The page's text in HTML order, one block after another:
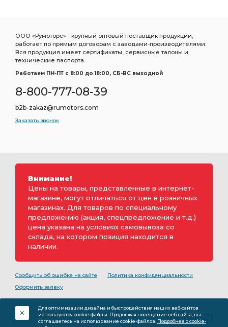
ООО «Румоторс» - крупный оптовый поставщик продукции,
работает по прямым договорам с заводами-производителями.
Вся продукция имеет сертификаты, сервисные талоны и
технические паспорта.
Работаем ПН-ПТ c 8:00 до 18:00, СБ-ВС выходной
8-800-777-08-39
b2b-zakaz@rumotors.com
Заказать звонок
Внимание!
Цены на товары, представленные в интернет-
магазине, могут отличаться от цен в розничных
магазинах. Для товаров по специальному
предложению (акция, спецпредложение и т.д.)
цена указана на условиях самовывоза со
склада, на котором позиция находится в
наличии.
Сообщить об ошибке на сайте
Политика конфиденциальности
Оформить заявку
обозначением ООО «РуМоторс». Все права на
разработку принадлежат ООО «Румоторс». Не является
публичной офертой.
Для оптимизации дизайна и быстродействия наших веб-сайтов
используются cookie-файлы. Продолжая посещение веб-сайта, вы
соглашаетесь на использование cookie-файлов. Подробнее о cookie-